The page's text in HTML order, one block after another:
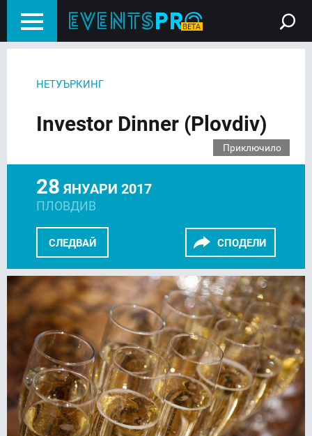
НЕТУЪРКИНГ
Investor Dinner (Plovdiv)
Приключило
СЛЕДВАЙ СПОДЕЛИ
28 ЯНУАРИ 2017
ПЛОВДИВ
FACEBOOK LINKEDIN